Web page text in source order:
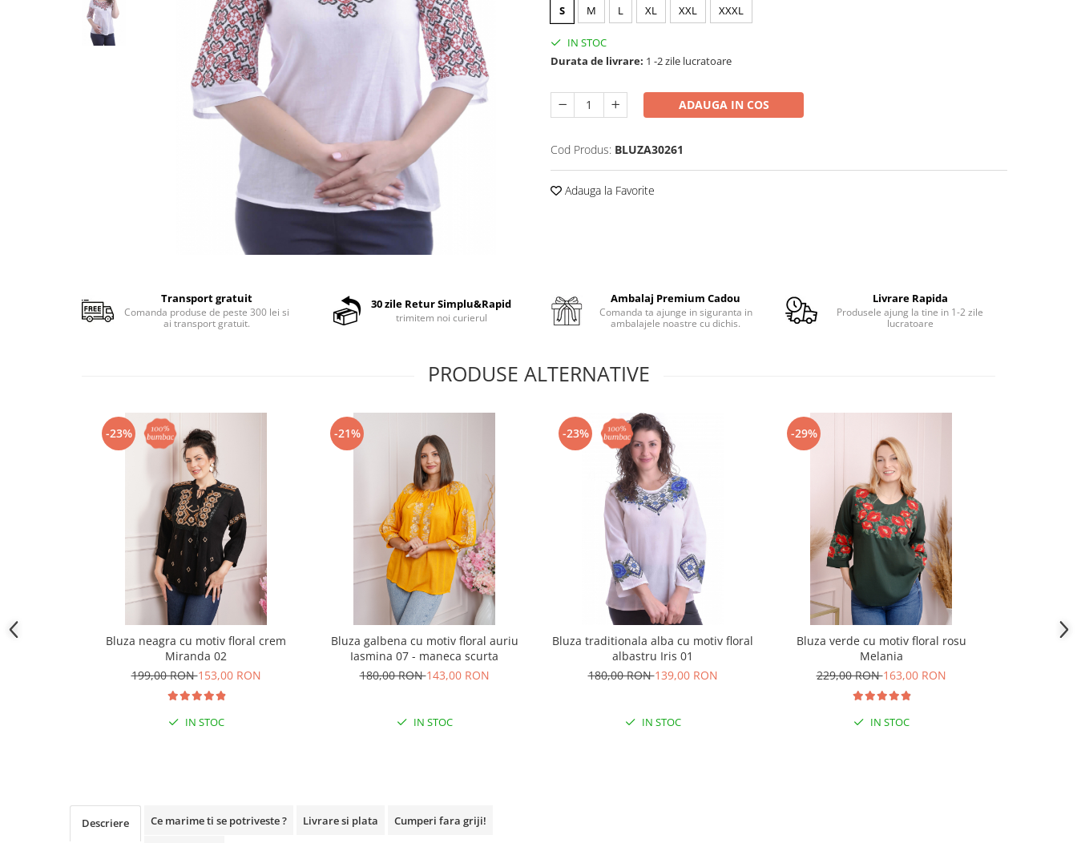
S M L XL XXL XXXL
IN STOC
Durata de livrare: 1 -2 zile lucratoare
ADAUGA IN COS
Cod Produs: BLUZA30261
Adauga la Favorite
Transport gratuit
Comanda produse de peste 300 lei si
ai transport gratuit.
30 zile Retur Simplu&Rapid
trimitem noi curierul
Ambalaj Premium Cadou
Comanda ta ajunge in siguranta in
ambalajele noastre cu dichis.
Livrare Rapida
Produsele ajung la tine in 1-2 zile
lucratoare
PRODUSE ALTERNATIVE
-23%
Bluza neagra cu motiv floral crem
Miranda 02
199,00 RON153,00 RON
IN STOC
-21%
Bluza galbena cu motiv floral auriu
Iasmina 07 - maneca scurta
180,00 RON143,00 RON
IN STOC
-23%
Bluza traditionala alba cu motiv floral
albastru Iris 01
180,00 RON139,00 RON
IN STOC
-29%
Bluza verde cu motiv floral rosu
Melania
229,00 RON163,00 RON
IN STOC
Bluza alba
Descriere Ce marime ti se potriveste ? Livrare si plata Cumperi fara griji!